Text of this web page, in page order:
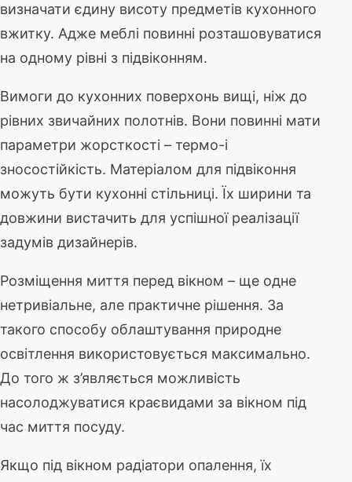
визначати єдину висоту предметів кухонного
вжитку. Адже меблі повинні розташовуватися
на одному рівні з підвіконням.
Вимоги до кухонних поверхонь вищі, ніж до
рівних звичайних полотнів. Вони повинні мати
параметри жорсткості – термо-і
зносостійкість. Матеріалом для підвіконня
можуть бути кухонні стільниці. Їх ширини та
довжини вистачить для успішної реалізації
задумів дизайнерів.
Розміщення миття перед вікном – ще одне
нетривіальне, але практичне рішення. За
такого способу облаштування природне
освітлення використовується максимально.
До того ж з’являється можливість
насолоджуватися краєвидами за вікном під
час миття посуду.
Якщо під вікном радіатори опалення, їх